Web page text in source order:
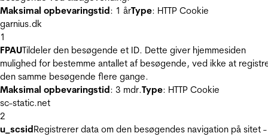
Maksimal opbevaringstid: 1 årType: HTTP Cookie
garnius.dk
1
FPAUTildeler den besøgende et ID. Dette giver hjemmesiden
mulighed for bestemme antallet af besøgende, ved ikke at
den samme besøgende flere gange.
Maksimal opbevaringstid: 3 mdr.Type: HTTP Cookie
sc-static.net
2
u_scsidRegistrerer data om den besøgendes navigation på sitet -